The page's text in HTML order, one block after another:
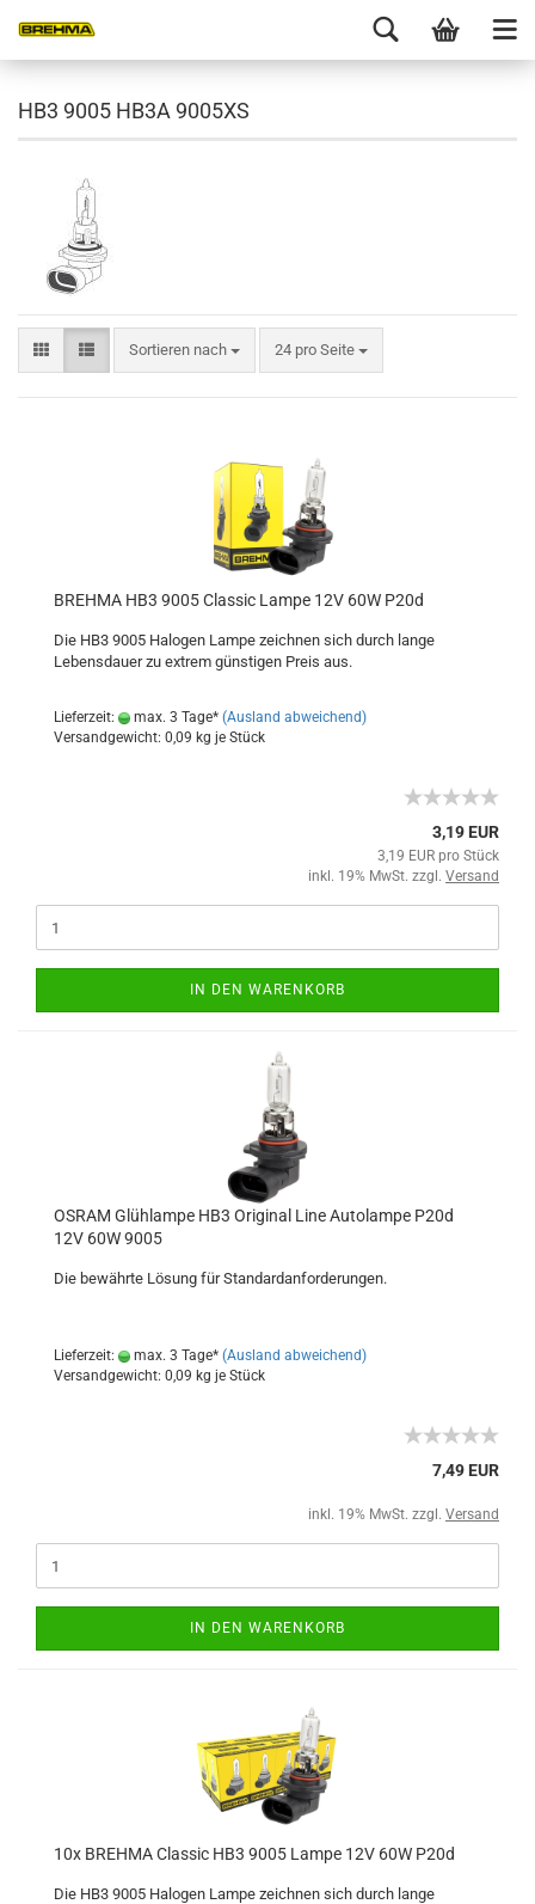
HB3 9005 HB3A 9005XS
Sortieren nach 24 pro Seite
BREHMA HB3 9005 Classic Lampe 12V 60W P20d
Die HB3 9005 Halogen Lampe zeichnen sich durch lange
Lebensdauer zu extrem günstigen Preis aus.
Lieferzeit: max. 3 Tage* (Ausland abweichend)
Versandgewicht: 0,09 kg je Stück
3,19 EUR
3,19 EUR pro Stück
inkl. 19% MwSt. zzgl. Versand
IN DEN WARENKORB
OSRAM Glühlampe HB3 Original Line Autolampe P20d
12V 60W 9005
Die bewährte Lösung für Standardanforderungen.
Lieferzeit: max. 3 Tage* (Ausland abweichend)
Versandgewicht: 0,09 kg je Stück
7,49 EUR
inkl. 19% MwSt. zzgl. Versand
IN DEN WARENKORB
10x BREHMA Classic HB3 9005 Lampe 12V 60W P20d
Die HB3 9005 Halogen Lampe zeichnen sich durch lange